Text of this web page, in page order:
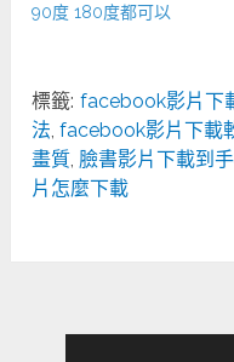
90度 180度都可以
標籤: facebook影片下
法,facebook影片下載
畫質, 臉書影片下載到
片怎麼下載